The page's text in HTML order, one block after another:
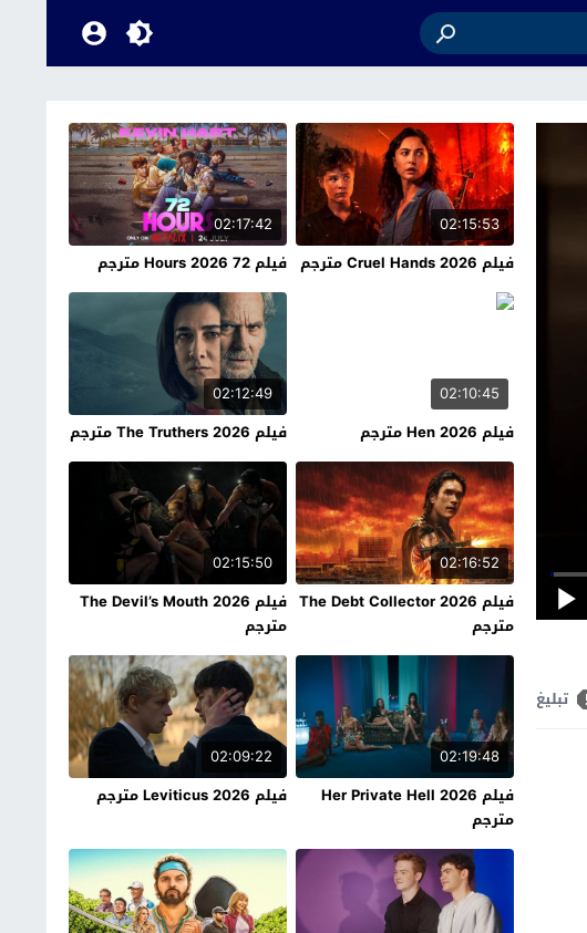
تبليغ
02:15:53
فيلم Cruel Hands 2026 مترجم
02:17:42
فيلم 72 Hours 2026 مترجم
02:10:45
فيلم Hen 2026 مترجم
02:12:49
فيلم The Truthers 2026 مترجم
02:16:52
فيلم The Debt Collector 2026
مترجم
02:15:50
فيلم The Devil’s Mouth 2026
مترجم
02:19:48
فيلم Her Private Hell 2026
مترجم
02:09:22
فيلم Leviticus 2026 مترجم